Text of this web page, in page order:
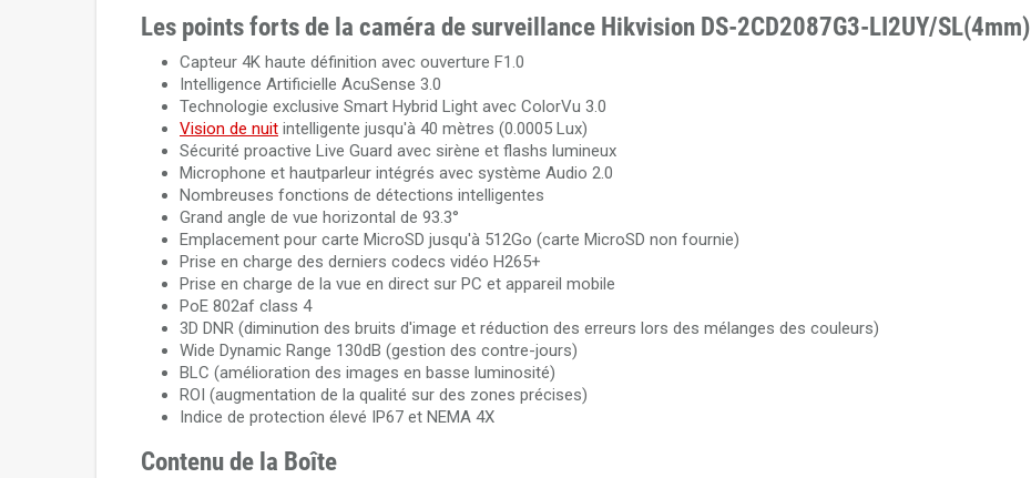
Les points forts de la caméra de surveillance Hikvision DS-2CD2087G3-LI2UY/SL(4mm)
Capteur 4K haute définition avec ouverture F1.0
Intelligence Artificielle AcuSense 3.0
Technologie exclusive Smart Hybrid Light avec ColorVu 3.0
Vision de nuit intelligente jusqu'à 40 mètres (0.0005 Lux)
Sécurité proactive Live Guard avec sirène et flashs lumineux
Microphone et hautparleur intégrés avec système Audio 2.0
Nombreuses fonctions de détections intelligentes
Grand angle de vue horizontal de 93.3°
Emplacement pour carte MicroSD jusqu'à 512Go (carte MicroSD non fournie)
Prise en charge des derniers codecs vidéo H265+
Prise en charge de la vue en direct sur PC et appareil mobile
PoE 802af class 4
3D DNR (diminution des bruits d'image et réduction des erreurs lors des mélanges des couleurs)
Wide Dynamic Range 130dB (gestion des contre-jours)
BLC (amélioration des images en basse luminosité)
ROI (augmentation de la qualité sur des zones précises)
Indice de protection élevé IP67 et NEMA 4X
Contenu de la Boîte